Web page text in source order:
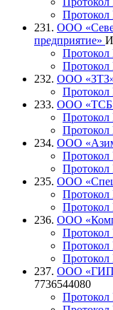
231. ООО
предприятие»
232. ООО
233. ООО
234. ООО
235. ООО
236. ООО
237. ООО
7736544080